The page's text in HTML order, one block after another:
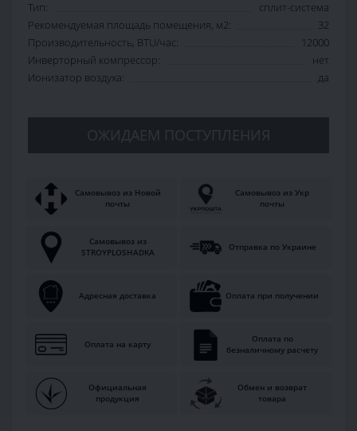
Тип:
сплит-система
Рекомендуемая площадь помещения, м2:
32
Производительность, BTU/час:
12000
Инверторный компрессор:
нет
Ионизатор воздуха:
да
ОЖИДАЕМ ПОСТУПЛЕНИЯ
Самовывоз из Новой
почты
Самовывоз из Укр
почты
Самовывоз из
STROYPLOSHADKA
Отправка по Украине
Адресная доставка Оплата при получении
Оплата на карту
Оплата по
безналичному расчету
Официальная
продукция
Обмен и возврат
товара